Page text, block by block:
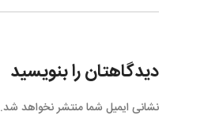
دیدگاهتان را بنویسید
نشانی ایمیل شما منتشر نخواهد شد.